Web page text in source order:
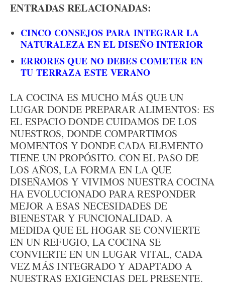
ENTRADAS RELACIONADAS:
CINCO CONSEJOS PARA INTEGRAR LA
NATURALEZA EN EL DISEÑO INTERIOR
ERRORES QUE NO DEBES COMETER EN
TU TERRAZA ESTE VERANO
LA COCINA ES MUCHO MÁS QUE UN
LUGAR DONDE PREPARAR ALIMENTOS: ES
EL ESPACIO DONDE CUIDAMOS DE LOS
NUESTROS, DONDE COMPARTIMOS
MOMENTOS Y DONDE CADA ELEMENTO
TIENE UN PROPÓSITO. CON EL PASO DE
LOS AÑOS, LA FORMA EN LA QUE
DISEÑAMOS Y VIVIMOS NUESTRA COCINA
HA EVOLUCIONADO PARA RESPONDER
MEJOR A ESAS NECESIDADES DE
BIENESTAR Y FUNCIONALIDAD. A
MEDIDA QUE EL HOGAR SE CONVIERTE
EN UN REFUGIO, LA COCINA SE
CONVIERTE EN UN LUGAR VITAL, CADA
VEZ MÁS INTEGRADO Y ADAPTADO A
NUESTRAS EXIGENCIAS DEL PRESENTE.